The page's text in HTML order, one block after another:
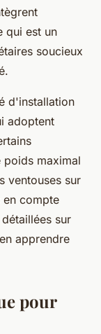
qui est un
soucieux
d'installation
adoptent
poids maximal
ventouses sur
en compte
sur
apprendre
pour